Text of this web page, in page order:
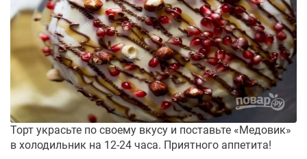
Торт украсьте по своему вкусу и поставьте «Медовик»
в холодильник на 12-24 часа. Приятного аппетита!